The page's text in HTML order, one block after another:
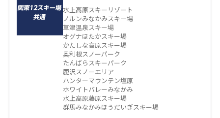
水上高原スキーリゾート
ノルンみなかみスキー場
草津温泉スキー場
オグナほたかスキー場
かたしな高原スキー場
奥利根スノーパーク
たんばらスキーパーク
鹿沢スノーエリア
ハンターマウンテン塩原
ホワイトバレーみなかみ
水上高原藤原スキー場
群馬みなかみほうだいぎスキー場